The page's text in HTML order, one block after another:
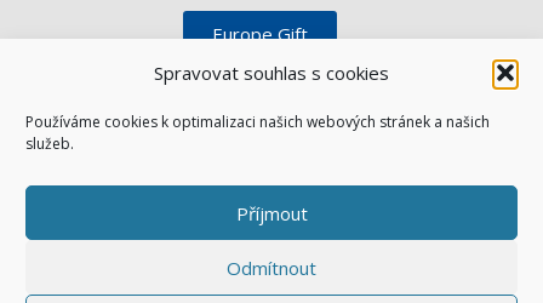
Spravovat souhlas s cookies
Používáme cookies k optimalizaci našich webových stránek a našich
služeb.
Příjmout
Odmítnout
Europe Gift
© Textil-pro-firmy